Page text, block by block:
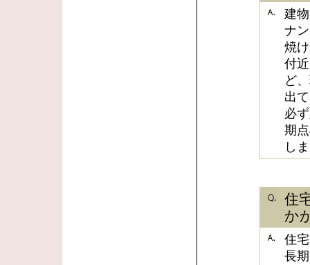
建
ナ
焼
付
ど
出
必
期
し
住
か
住
長